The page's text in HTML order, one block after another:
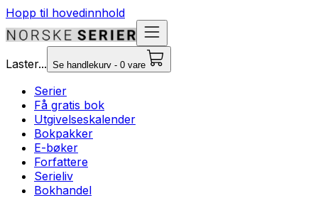
Hopp til hovedinnhold
Laster... Se handlekurv - 0 vare
Serier
Få gratis bok
Utgivelseskalender
Bokpakker
E-bøker
Forfattere
Serieliv
Bokhandel